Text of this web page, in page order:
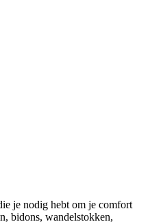
je nodig hebt om je comfort
bidons, wandelstokken,